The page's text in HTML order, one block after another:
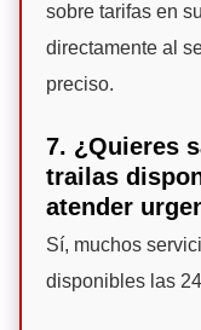
sobre tarifas en
directamente al
preciso.
7. ¿Quieres
trailas
atender
Sí, muchos
disponibles las